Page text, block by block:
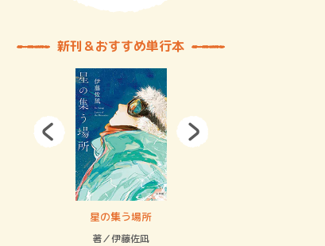
新刊＆おすすめ単行本
星の集う場所
著／伊藤佐凪